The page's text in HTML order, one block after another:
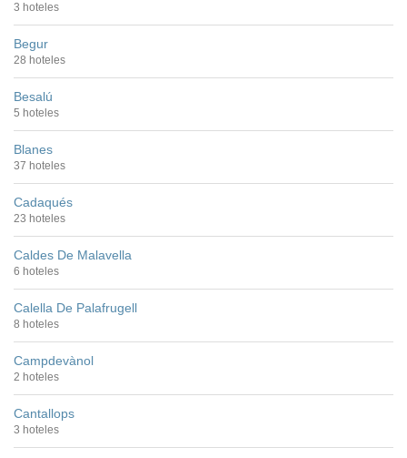
3 hoteles
Begur
28 hoteles
Besalú
5 hoteles
Blanes
37 hoteles
Cadaqués
23 hoteles
Caldes De Malavella
6 hoteles
Calella De Palafrugell
8 hoteles
Campdevànol
2 hoteles
Cantallops
3 hoteles